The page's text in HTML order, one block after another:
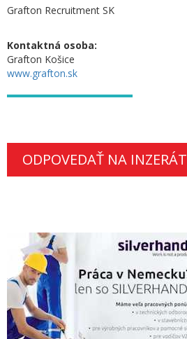
Grafton Recruitment SK
Kontaktná osoba:
Grafton Košice
www.grafton.sk
ODPOVEDAŤ NA INZERÁT